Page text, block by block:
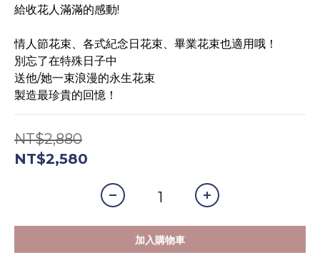
給收花人滿滿的感動!
情人節花束、各式紀念日花束、畢業花束也適用哦！
別忘了在特殊日子中
送他/她一束浪漫的永生花束
製造最珍貴的回憶！
NT$2,880
NT$2,580
加入購物車